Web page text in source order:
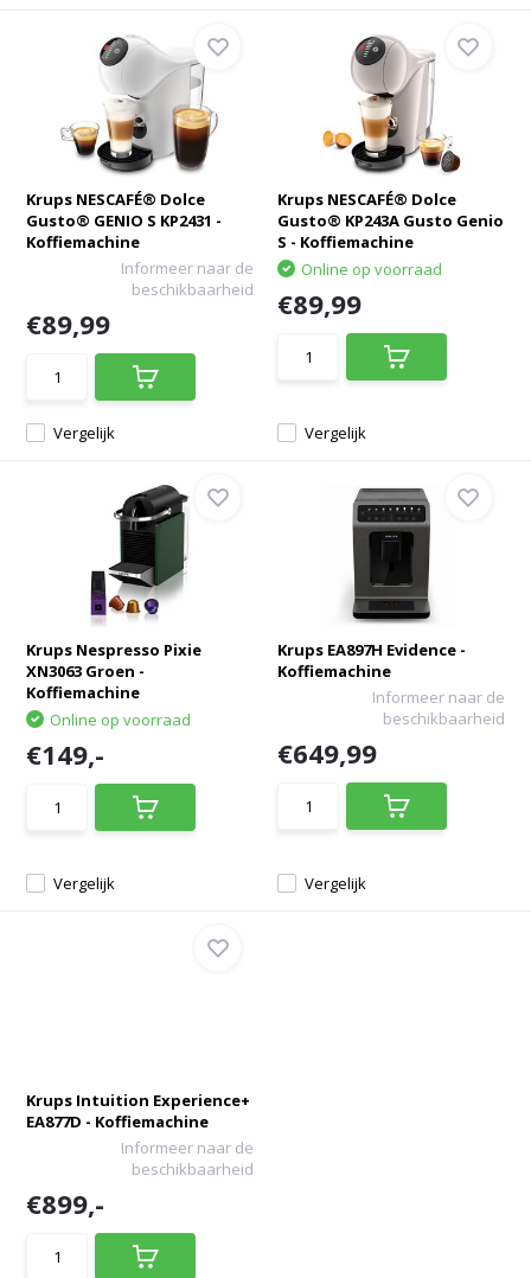
Krups NESCAFÉ® Dolce
Gusto® GENIO S KP2431 -
Koffiemachine
Vergelijk
Informeer naar de
beschikbaarheid
€89,99
Krups NESCAFÉ® Dolce
Gusto® KP243A Gusto Genio
S - Koffiemachine
Vergelijk
Online op voorraad
€89,99
Krups Nespresso Pixie
XN3063 Groen -
Koffiemachine
Vergelijk
Online op voorraad
€149,-
Krups EA897H Evidence -
Koffiemachine
Vergelijk
Informeer naar de
beschikbaarheid
€649,99
Krups Intuition Experience+
EA877D - Koffiemachine
Informeer naar de
beschikbaarheid
€899,-